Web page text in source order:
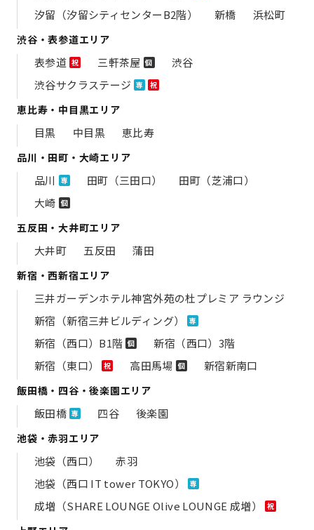
汐留（汐留シティセンターB2階） 新橋 浜松町
渋谷・表参道エリア
表参道 祝 三軒茶屋 個
渋谷
渋谷サクラステージ 専 祝
恵比寿・中目黒エリア
目黒 中目黒 恵比寿
品川・田町・大崎エリア
品川 専 田町（三田口）
田町（芝浦口）
大崎 個
五反田・大井町エリア
大井町 五反田 蒲田
新宿・西新宿エリア
三井ガーデンホテル神宮外苑の​杜プレミア ラウンジ
新宿（新宿三井ビルディング）
専
新宿（西口）B1階 個
新宿（西口）3階
新宿（東口）
祝 高田馬場 個 新宿新南口
飯田橋・四谷・後楽園エリア
飯田橋 専 四谷 後楽園
池袋・赤羽エリア
池袋（西口）
赤羽
池袋（西口 IT tower TOKYO）
専
成増（SHARE LOUNGE Olive LOUNGE 成増） 祝